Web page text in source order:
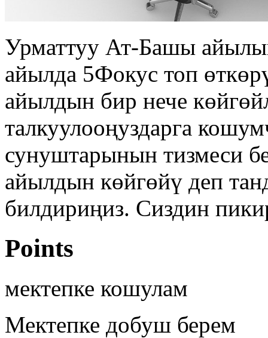
Урматтуу Ат-Башы
айылда 5Фокус топ
айылдын бир нече
талкуулооңуздарга
сунуштарынын тизмеси
айылдын көйгөйү деп
билдириңиз. Сиздин
Points
мектепке кошулам
Мектепке добуш берем